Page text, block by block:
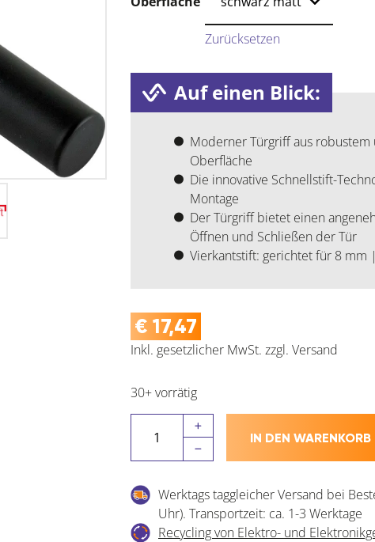
Zurücksetzen
Auf einen Blick:
Moderner Türgriff aus
Oberfläche
Die innovative Schnellstift-
Montage
Der Türgriff bietet einen
Öffnen und Schließen der Tür
Vierkantstift: gerichtet für 8 mm
€ 17,47
Inkl. gesetzlicher MwSt. zzgl. Versand
30+ vorrätig
Drückerlochteil
AMSTERDAM
IN DEN WARENKORB
Werktags taggleicher Versand bei
Uhr). Transportzeit: ca. 1-3 Werktage
Recycling von Elektro- und